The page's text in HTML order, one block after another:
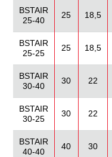
BSTAIR
25-40
25 18,5
BSTAIR
25-25
25 18,5
BSTAIR
30-40
30 22
BSTAIR
30-25
30 22
BSTAIR
40-40
40 30